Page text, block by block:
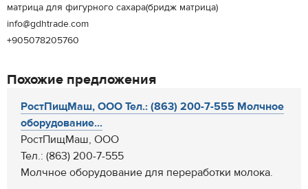
матрица для фигурного сахара(бридж матрица)
info@gdhtrade.com
+905078205760
Похожие предложения
РостПищМаш, ООО Тел.: (863) 200-7-555 Молчное
оборудование...
РостПищМаш, ООО
Тел.: (863) 200-7-555
Молчное оборудование для переработки молока.